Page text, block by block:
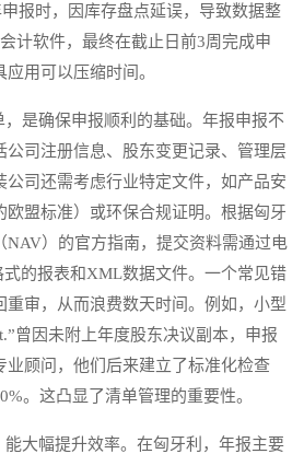
报时，因库存盘点延误，导致数据整
计软件，最终在截止日前3周完成申
用可以压缩时间。
是确保申报顺利的基础。年报申报不
公司注册信息、股东变更记录、管理层
公司还需考虑行业特定文件，如产品安
欧盟标准）或环保合规证明。根据匈牙
NAV）的官方指南，提交资料需通过电
式的报表和XML数据文件。一个常见错
重审，从而浪费数天时间。例如，小型
曾因未附上年度股东决议副本，申报
业顾问，他们后来建立了标准化检查
。这凸显了清单管理的重要性。
大幅提升效率。在匈牙利，年报主要